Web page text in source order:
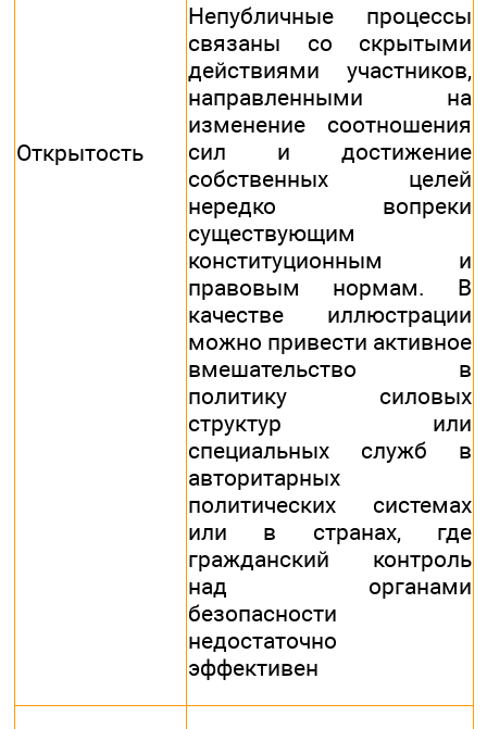
Открытость
Непубличные процессы
связаны со скрытыми
действиями участников,
направленными на
изменение соотношения
сил и достижение
собственных целей
нередко вопреки
существующим
конституционным и
правовым нормам. В
качестве иллюстрации
можно привести активное
вмешательство в
политику силовых
структур или
специальных служб в
авторитарных
политических системах
или в странах, где
гражданский контроль
над органами
безопасности
недостаточно
эффективен